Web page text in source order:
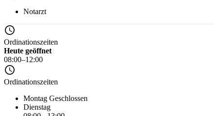
Notarzt
Ordinationszeiten
Heute geöffnet
08:00–12:00
Ordinationszeiten
Montag Geschlossen
Dienstag